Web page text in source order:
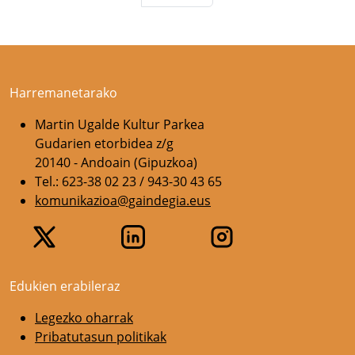
Harremanetarako
Martin Ugalde Kultur Parkea
Gudarien etorbidea z/g
20140 - Andoain (Gipuzkoa)
Tel.: 623-38 02 23 / 943-30 43 65
komunikazioa@gaindegia.eus
Edukien erabileraz
Legezko oharrak
Pribatutasun politikak